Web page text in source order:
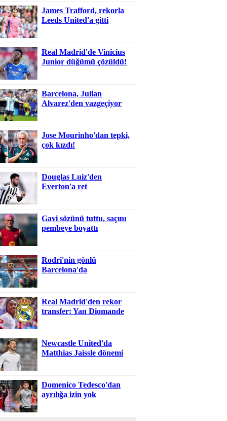
James Trafford, rekorla
Leeds United'a gitti
Real Madrid'de Vinicius
Junior düğümü çözüldü!
Barcelona, Julian
Alvarez'den vazgeçiyor
Jose Mourinho'dan tepki,
çok kızdı!
Douglas Luiz'den
Everton'a ret
Gavi sözünü tuttu, saçını
pembeye boyattı
Rodri'nin gönlü
Barcelona'da
Real Madrid'den rekor
transfer: Yan Diomande
Newcastle United'da
Matthias Jaissle dönemi
Domenico Tedesco'dan
ayrılığa izin yok